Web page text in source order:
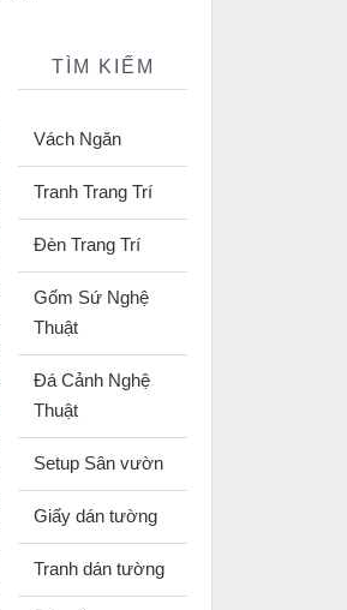
TÌM KIẾM
Vách Ngăn
Tranh Trang Trí
Đèn Trang Trí
Gốm Sứ Nghệ
Thuật
Đá Cảnh Nghệ
Thuật
Setup Sân vườn
Giấy dán tường
Tranh dán tường